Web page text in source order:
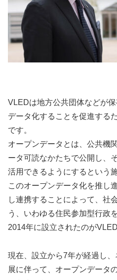
VLEDは地方公共団体などが
データ化することを促進する
です。
オープンデータとは、公共機
ータ可読なかたちで公開し、
活用できるようにするという
このオープンデータ化を推し
し連携することによって、社
う、いわゆる住民参加型行政
2014年に設立されたのがVLED
現在、設立から7年が経過し
展に伴って、オープンデータ